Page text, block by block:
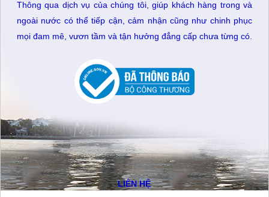
Thông qua dịch vụ của chúng tôi, giúp khách hàng trong và
ngoài nước có thể tiếp cận, cảm nhận cũng như chinh phục
mọi đam mê, vươn tầm và tận hưởng đẳng cấp chưa từng có.
LIÊN HỆ